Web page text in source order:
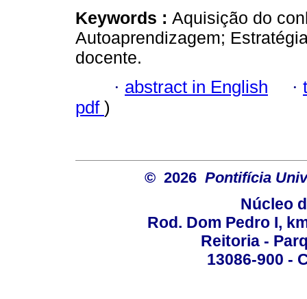
Keywords : Aquisição do
Autoaprendizagem;
docente.
· abstract in English ·
pdf )
© 2026 Pontifícia
Núcleo
Rod. Dom Pedro I,
Reitoria -
13086-900 -